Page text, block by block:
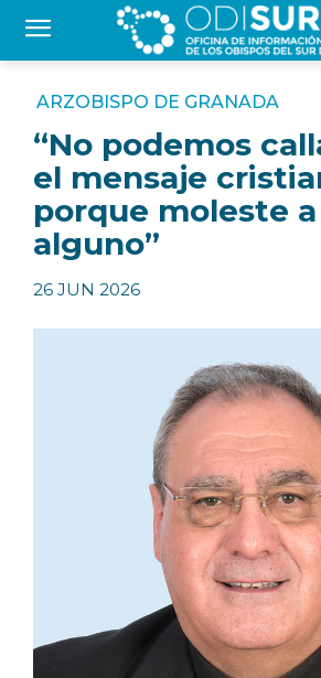
ARZOBISPO DE GRANADA
“No podemos
el mensaje
porque moleste a
alguno”
26 JUN 2026